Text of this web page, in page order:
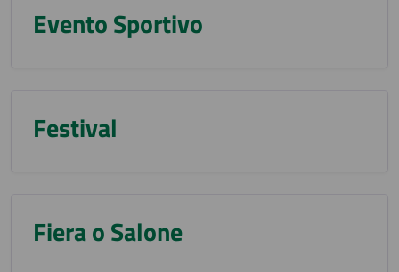
Evento Sportivo
Festival
Fiera o Salone